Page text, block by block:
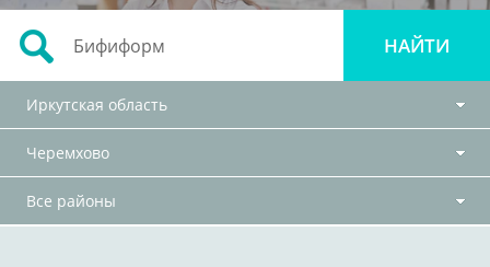
Иркутская область
Черемхово
Все районы